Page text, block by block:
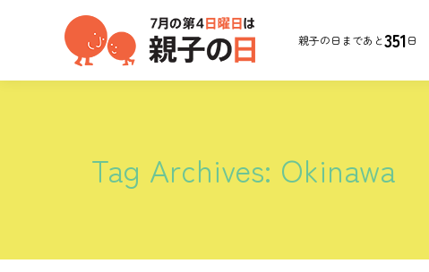
親子の日まであと351日
Tag Archives: Okinawa